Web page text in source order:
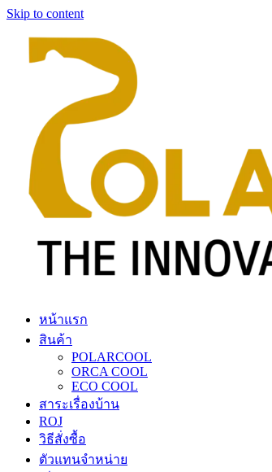
Skip to content
หน้าแรก
สินค้า
POLARCOOL
ORCA COOL
ECO COOL
สาระเรื่องบ้าน
ROJ
วิธีสั่งซื้อ
ตัวแทนจำหน่าย